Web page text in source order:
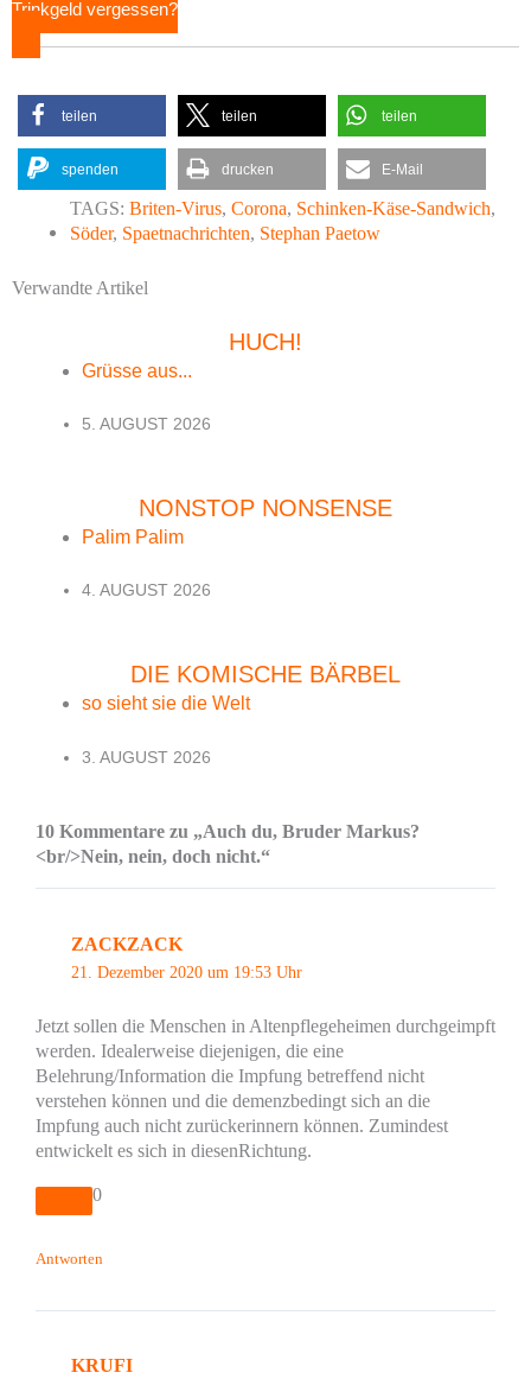
Trinkgeld vergessen?
teilen teilen teilen
spenden drucken E-Mail
TAGS:Briten-Virus,Corona, Schinken-Käse-Sandwich,
Söder, Spaetnachrichten, Stephan Paetow
Verwandte Artikel
HUCH!
Grüsse aus...
5. AUGUST 2026
NONSTOP NONSENSE
Palim Palim
4. AUGUST 2026
DIE KOMISCHE BÄRBEL
so sieht sie die Welt
3. AUGUST 2026
10 Kommentare zu „Auch du, Bruder Markus?
<br/>Nein, nein, doch nicht.“
ZACKZACK
21. Dezember 2020 um 19:53 Uhr
Jetzt sollen die Menschen in Altenpflegeheimen durchgeimpft
werden. Idealerweise diejenigen, die eine
Belehrung/Information die Impfung betreffend nicht
verstehen können und die demenzbedingt sich an die
Impfung auch nicht zurückerinnern können. Zumindest
entwickelt es sich in diesenRichtung.
0
Antworten
KRUFI